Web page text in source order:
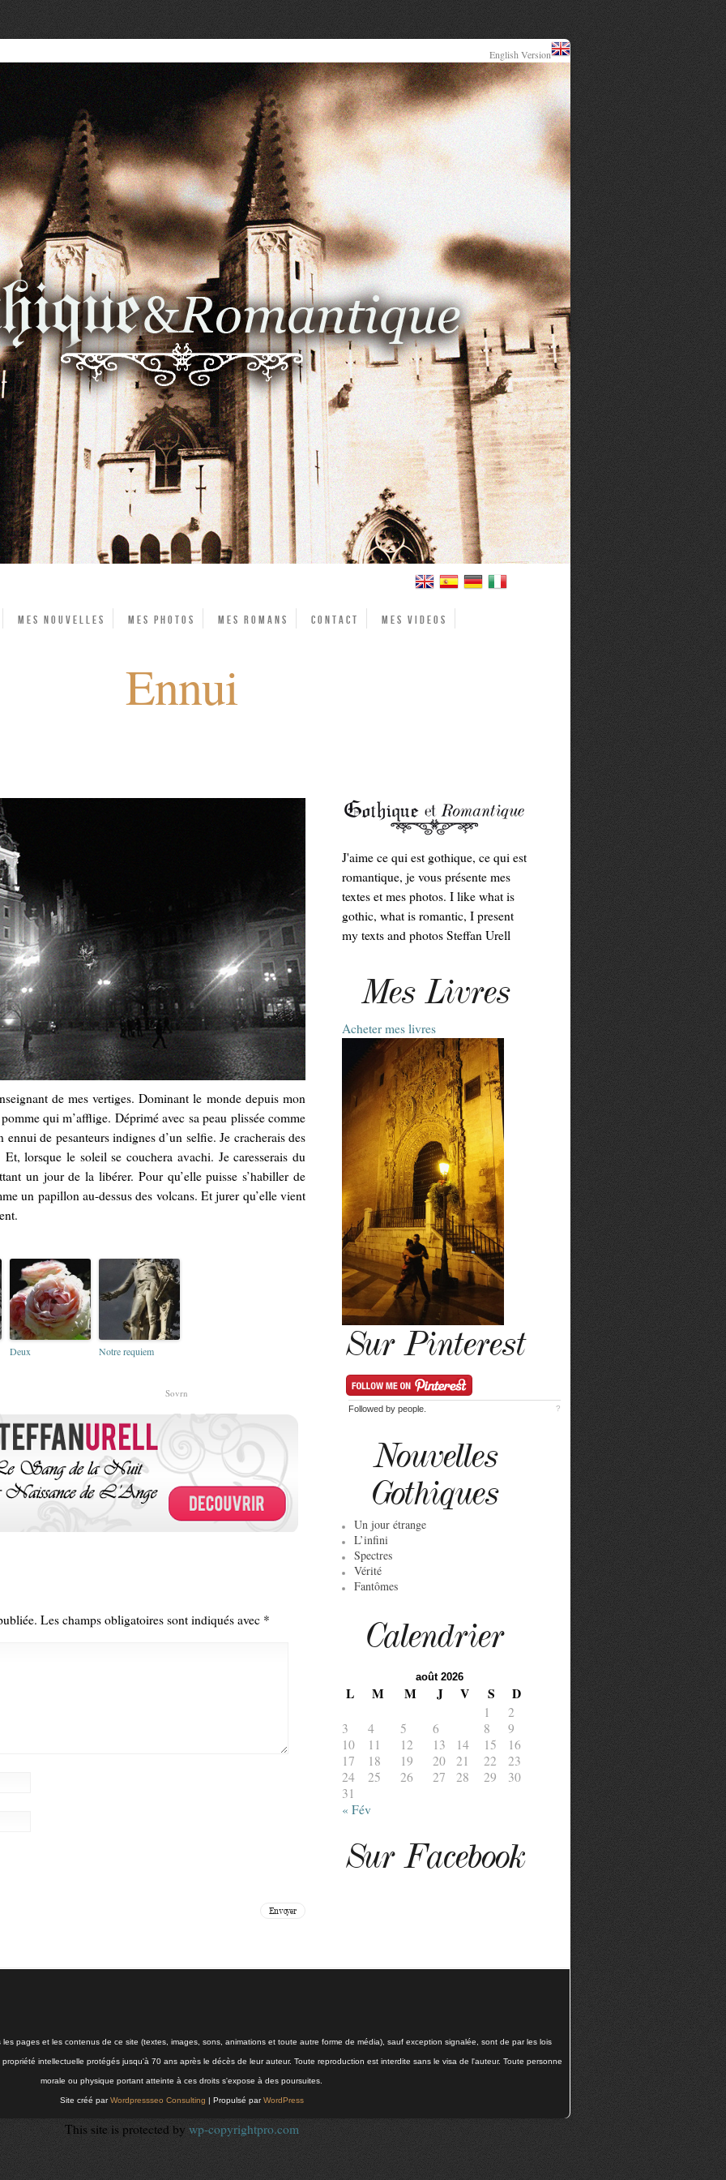
English Version
Mes Nouvelles Mes photos Mes Romans Contact Mes videos
Ennui
de mes vertiges. Dominant le monde depuis mon
qui m’afflige. Déprimé avec sa peau plissée comme
de pesanteurs indignes d’un selfie. Je cracherais des
lorsque le soleil se couchera avachi. Je caresserais du
un jour de la libérer. Pour qu’elle puisse s’habiller de
un papillon au-dessus des volcans. Et jurer qu’elle vient
Deux Notre requiem
Sovrn
Les champs obligatoires sont indiqués avec *
J'aime ce qui est gothique, ce qui est
romantique, je vous présente mes
textes et mes photos. I like what is
gothic, what is romantic, I present
my texts and photos Steffan Urell
Mes Livres
Acheter mes livres
Sur Pinterest
Followed by people. ?
Nouvelles
Gothiques
Un jour étrange
L’infini
Spectres
Vérité
Fantômes
Calendrier
août 2026
L M M J V S D
1
2
3
4 5 6 8
9
10
11 12 13 14 15
16
17
18 19 20 21 22
23
24
25 26 27 28 29
30
31
« Fév
Sur Facebook
pages et les contenus de ce site (textes, images, sons, animations et toute autre forme de média), sauf exception signalée, sont de par les lois
intellectuelle protégés jusqu'à 70 ans après le décès de leur auteur. Toute reproduction est interdite sans le visa de l'auteur. Toute personne
morale ou physique portant atteinte à ces droits s'expose à des poursuites.
Site créé parWordpressseo Consulting | Propulsé parWordPress
This site is protected by wp-copyrightpro.com